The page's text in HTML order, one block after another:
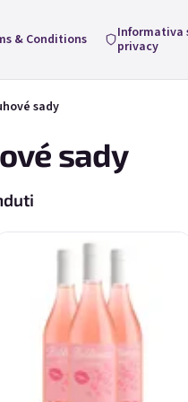
& Conditions
Informativa
privacy
sady
sady